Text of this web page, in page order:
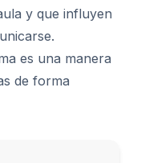
y que influyen
es una manera
de forma